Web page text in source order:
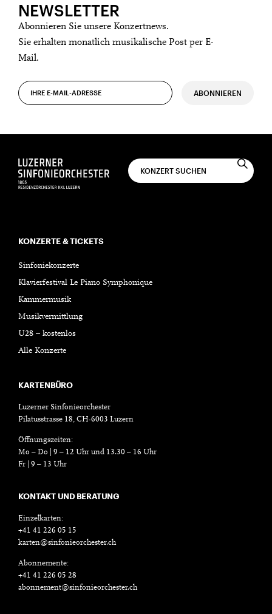
NEWSLETTER
Abonnieren Sie unsere Konzertnews.
Sie erhalten monatlich musikalische Post per E-
Mail.
ABONNIEREN
KONZERTE & TICKETS
Sinfoniekonzerte
Klavierfestival Le Piano Symphonique
Kammermusik
Musikvermittlung
U28 – kostenlos
Alle Konzerte
KARTENBÜRO
Luzerner Sinfonieorchester
Pilatusstrasse 18, CH-6003 Luzern
Öffnungszeiten:
Mo – Do | 9 – 12 Uhr und 13.30 – 16 Uhr
Fr | 9 – 13 Uhr
KONTAKT UND BERATUNG
Einzelkarten:
+41 41 226 05 15
karten@sinfonieorchester.ch
Abonnemente:
+41 41 226 05 28
abonnement@sinfonieorchester.ch